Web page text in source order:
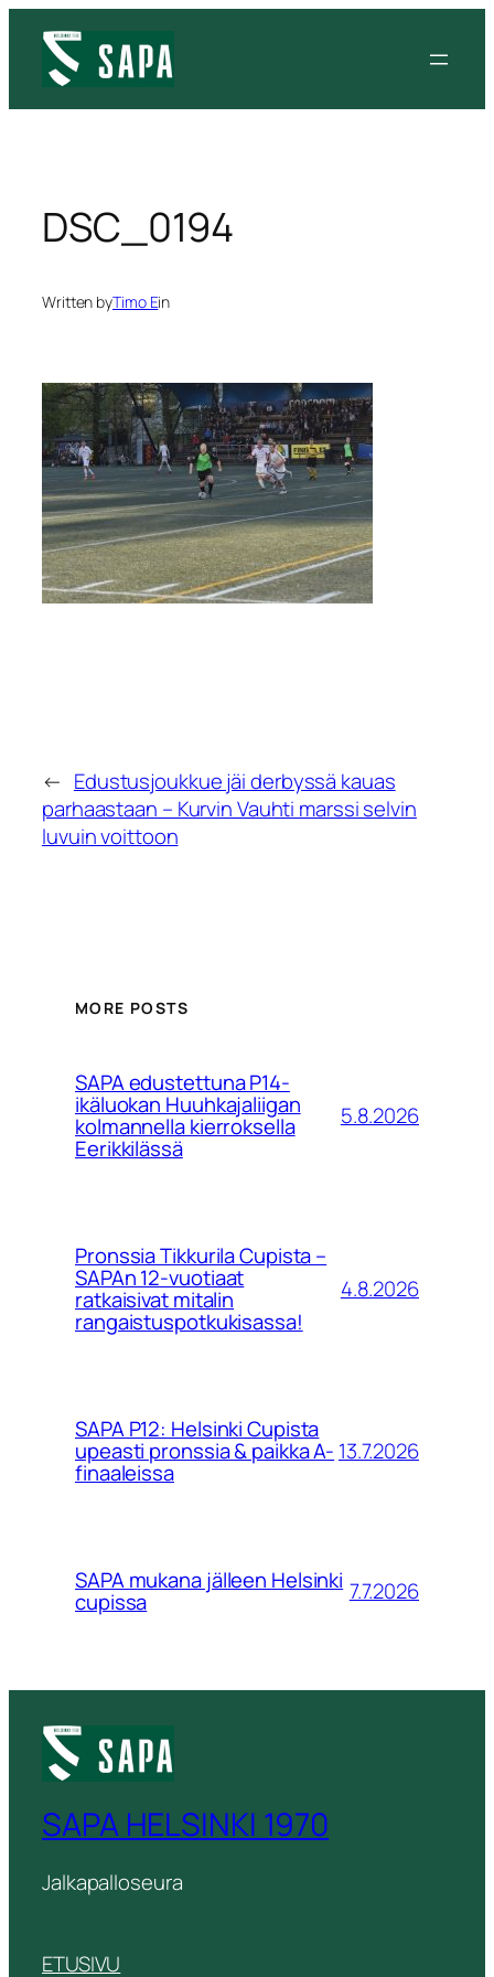
sisältöön
DSC_0194
Written byTimo Ein
← Edustusjoukkue jäi derbyssä kauas
parhaastaan – Kurvin Vauhti marssi selvin
luvuin voittoon
MORE POSTS
SAPA edustettuna P14-
ikäluokan Huuhkajaliigan
kolmannella kierroksella
Eerikkilässä
5.8.2026
Pronssia Tikkurila Cupista –
SAPAn 12-vuotiaat
ratkaisivat mitalin
rangaistuspotkukisassa!
4.8.2026
SAPA P12: Helsinki Cupista
upeasti pronssia & paikka A-
finaaleissa
13.7.2026
SAPA mukana jälleen Helsinki
cupissa 7.7.2026
SAPA HELSINKI 1970
Jalkapalloseura
ETUSIVU